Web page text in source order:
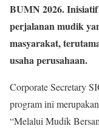
BUMN 2026.
perjalanan mudik
masyarakat,
usaha perusahaan.
Corporate Secretary
program ini
“Melalui Mudik